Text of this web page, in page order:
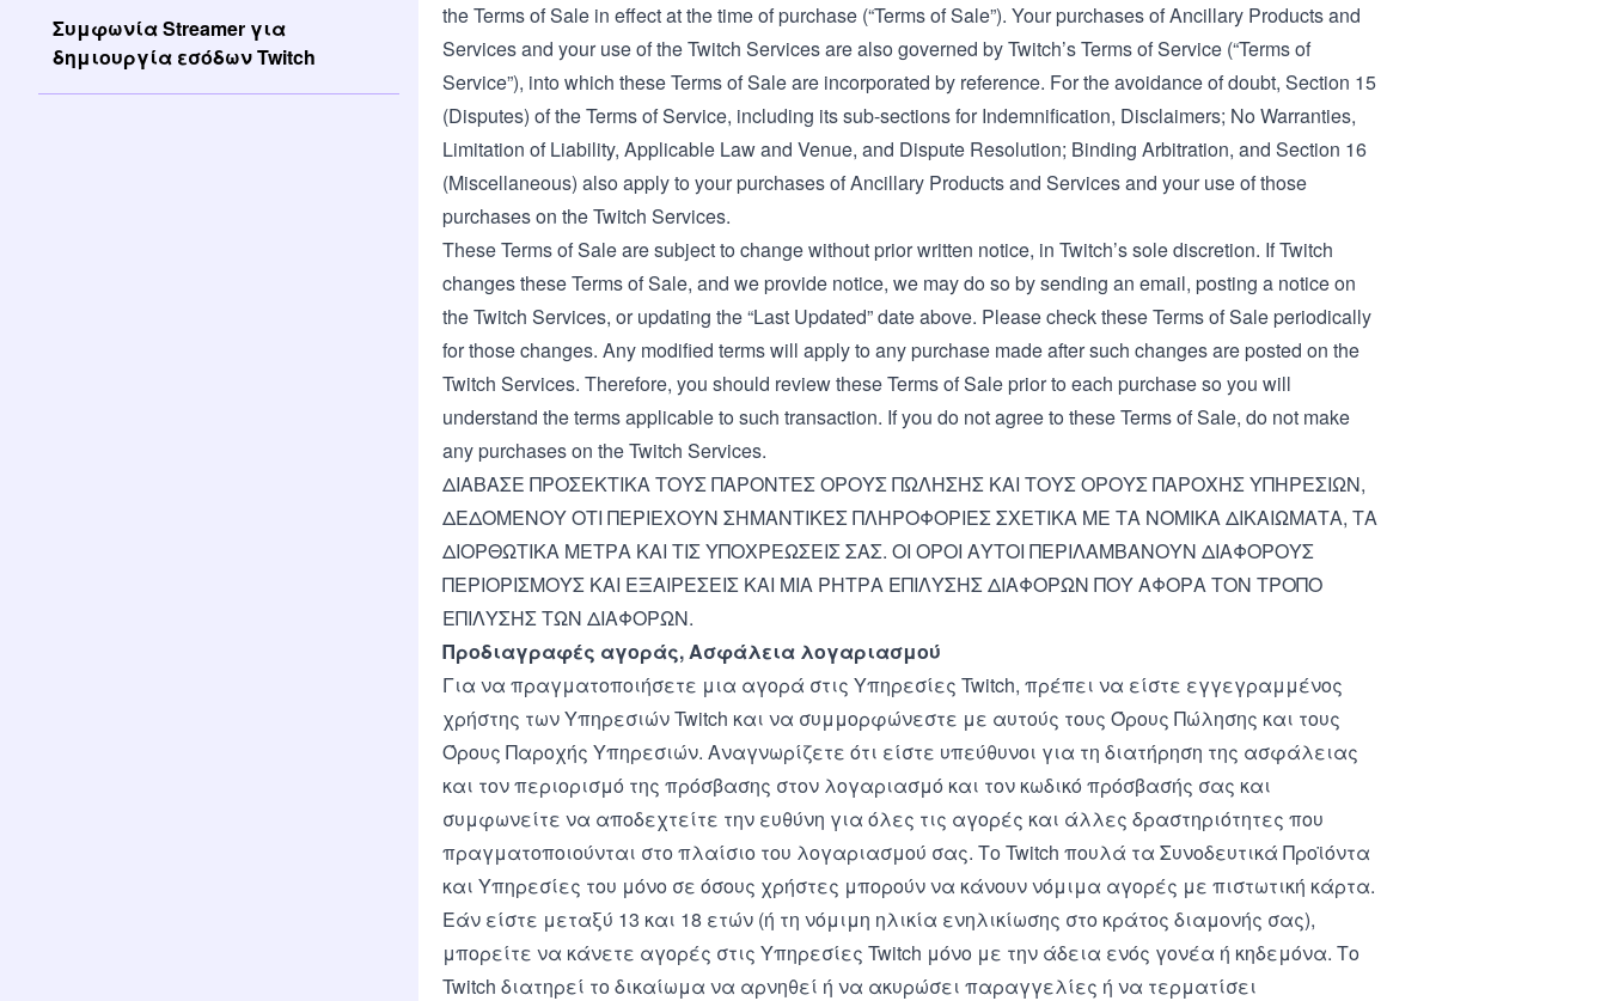
Συμφωνία Streamer για
δημιουργία εσόδων Twitch
the Terms of Sale in effect at the time of purchase (“Terms of Sale”). Your purchases of Ancillary Products and
Services and your use of the Twitch Services are also governed by Twitch’sTerms of Service (“Terms of
Service”), into which these Terms of Sale are incorporated by reference. For the avoidance of doubt, Section 15
(Disputes) of the Terms of Service, including its sub-sections for Indemnification, Disclaimers; No Warranties,
Limitation of Liability, Applicable Law and Venue, and Dispute Resolution; Binding Arbitration, and Section 16
(Miscellaneous) also apply to your purchases of Ancillary Products and Services and your use of those
purchases on the Twitch Services.
These Terms of Sale are subject to change without prior written notice, in Twitch’s sole discretion. If Twitch
changes these Terms of Sale, and we provide notice, we may do so by sending an email, posting a notice on
the Twitch Services, or updating the “Last Updated” date above. Please check these Terms of Sale periodically
for those changes. Any modified terms will apply to any purchase made after such changes are posted on the
Twitch Services. Therefore, you should review these Terms of Sale prior to each purchase so you will
understand the terms applicable to such transaction. If you do not agree to these Terms of Sale, do not make
any purchases on the Twitch Services.
ΔΙΑΒΑΣΕ ΠΡΟΣΕΚΤΙΚΑ ΤΟΥΣ ΠΑΡΟΝΤΕΣ ΟΡΟΥΣ ΠΩΛΗΣΗΣ ΚΑΙ ΤΟΥΣ ΟΡΟΥΣ ΠΑΡΟΧΗΣ ΥΠΗΡΕΣΙΩΝ,
ΔΕΔΟΜΕΝΟΥ ΟΤΙ ΠΕΡΙΕΧΟΥΝ ΣΗΜΑΝΤΙΚΕΣ ΠΛΗΡΟΦΟΡΙΕΣ ΣΧΕΤΙΚΑ ΜΕ ΤΑ ΝΟΜΙΚΑ ΔΙΚΑΙΩΜΑΤΑ, ΤΑ
ΔΙΟΡΘΩΤΙΚΑ ΜΕΤΡΑ ΚΑΙ ΤΙΣ ΥΠΟΧΡΕΩΣΕΙΣ ΣΑΣ. ΟΙ ΟΡΟΙ ΑΥΤΟΙ ΠΕΡΙΛΑΜΒΑΝΟΥΝ ΔΙΑΦΟΡΟΥΣ
ΠΕΡΙΟΡΙΣΜΟΥΣ ΚΑΙ ΕΞΑΙΡΕΣΕΙΣ ΚΑΙ ΜΙΑ ΡΗΤΡΑ ΕΠΙΛΥΣΗΣ ΔΙΑΦΟΡΩΝ ΠΟΥ ΑΦΟΡΑ ΤΟΝ ΤΡΟΠΟ
ΕΠΙΛΥΣΗΣ ΤΩΝ ΔΙΑΦΟΡΩΝ.
Προδιαγραφές αγοράς, Ασφάλεια λογαριασμού
Για να πραγματοποιήσετε μια αγορά στις Υπηρεσίες Twitch, πρέπει να είστε εγγεγραμμένος
χρήστης των Υπηρεσιών Twitch και να συμμορφώνεστε με αυτούς τους Όρους Πώλησης και τους
Όρους Παροχής Υπηρεσιών. Αναγνωρίζετε ότι είστε υπεύθυνοι για τη διατήρηση της ασφάλειας
και τον περιορισμό της πρόσβασης στον λογαριασμό και τον κωδικό πρόσβασής σας και
συμφωνείτε να αποδεχτείτε την ευθύνη για όλες τις αγορές και άλλες δραστηριότητες που
πραγματοποιούνται στο πλαίσιο του λογαριασμού σας. Το Twitch πουλά τα Συνοδευτικά Προϊόντα
και Υπηρεσίες του μόνο σε όσους χρήστες μπορούν να κάνουν νόμιμα αγορές με πιστωτική κάρτα.
Εάν είστε μεταξύ 13 και 18 ετών (ή τη νόμιμη ηλικία ενηλικίωσης στο κράτος διαμονής σας),
μπορείτε να κάνετε αγορές στις Υπηρεσίες Twitch μόνο με την άδεια ενός γονέα ή κηδεμόνα. Το
Twitch διατηρεί το δικαίωμα να αρνηθεί ή να ακυρώσει παραγγελίες ή να τερματίσει